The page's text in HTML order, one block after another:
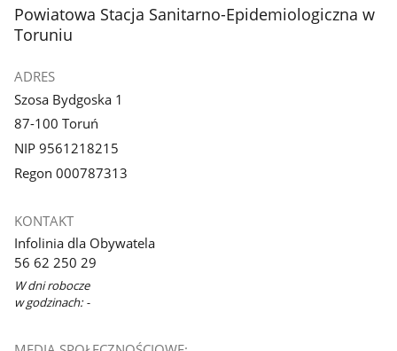
stopka
Powiatowa Stacja Sanitarno-Epidemiologiczna w
Toruniu
ADRES
Szosa Bydgoska 1
87-100 Toruń
NIP 9561218215
Regon 000787313
KONTAKT
Infolinia dla Obywatela
56 62 250 29
W dni robocze
w godzinach: -